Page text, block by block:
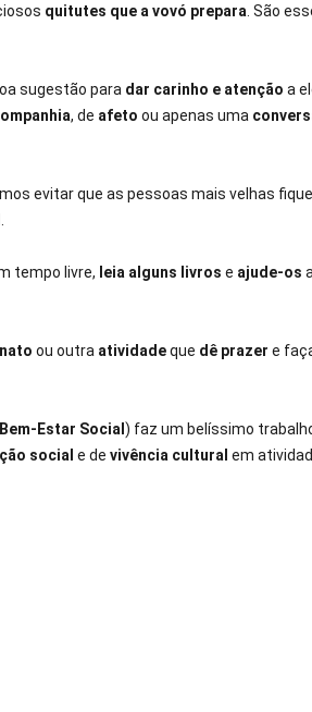
quitutes que a vovó prepara . São
sugestão para dar carinho e atenção a
, de afeto ou apenas uma
evitar que as pessoas mais velhas
tempo livre, leia alguns livros e ajude-os
ou outra atividadeque dê prazer e
Estar Social ) faz um belíssimo
social e de vivência cultural em